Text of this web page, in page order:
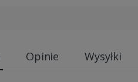
Opinie Wysyłki